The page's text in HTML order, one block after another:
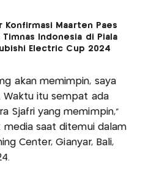
Konfirmasi Maarten Paes
Timnas Indonesia di Piala
Electric Cup 2024
akan memimpin, saya
Waktu itu sempat ada
Sjafri yang memimpin,”
media saat ditemui dalam
Center, Gianyar, Bali,